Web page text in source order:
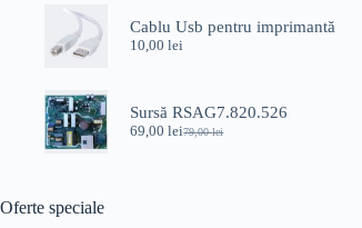
Cablu Usb pentru imprimantă
10,00lei
Sursă RSAG7.820.526
79,00lei
Prețul
69,00leiPrețul
Oferte speciale